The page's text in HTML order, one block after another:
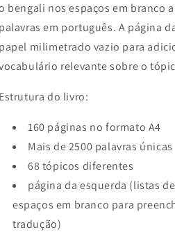
bengali nos espaços em branco
palavras em português. A página
papel milimetrado vazio para
relevante sobre o
Estrutura do livro:
160 páginas no formato A4
Mais de 2500 palavras únicas
68 tópicos diferentes
página da esquerda (listas
espaços em branco para
tradução)